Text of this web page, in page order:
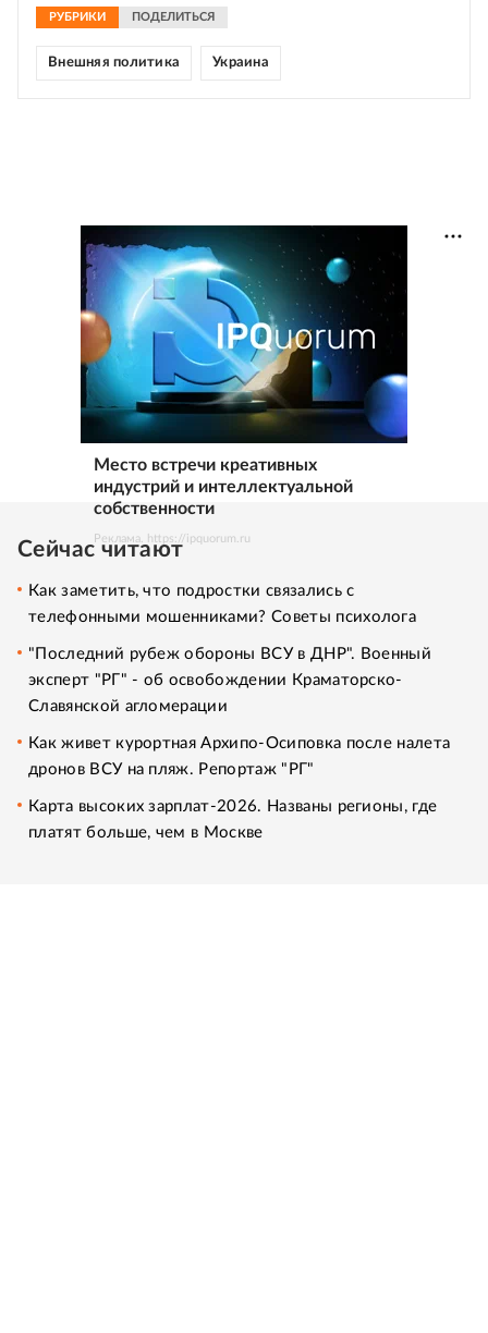
РУБРИКИ ПОДЕЛИТЬСЯ
Внешняя политика Украина
Место встречи креативных
индустрий и интеллектуальной
собственности
Реклама. https://ipquorum.ru
Сейчас читают
Как заметить, что подростки связались с
телефонными мошенниками? Советы психолога
"Последний рубеж обороны ВСУ в ДНР". Военный
эксперт "РГ" - об освобождении Краматорско-
Славянской агломерации
Как живет курортная Архипо-Осиповка после налета
дронов ВСУ на пляж. Репортаж "РГ"
Карта высоких зарплат-2026. Названы регионы, где
платят больше, чем в Москве